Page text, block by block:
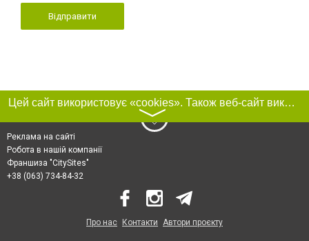
Відправити
Цей сайт використовує «cookies». Також веб-сайт використовує інтернет-сервіс для збору технічних даних стосовно відвідувачів з метою отримання маркетингової та статистичної інформації. Умови обробки даних відвідувачів сайту див.
〉
Реклама на сайті
Робота в нашій компанії
Франшиза "CitySites"
+38 (063) 734-84-32
Про нас Контакти Автори проєкту